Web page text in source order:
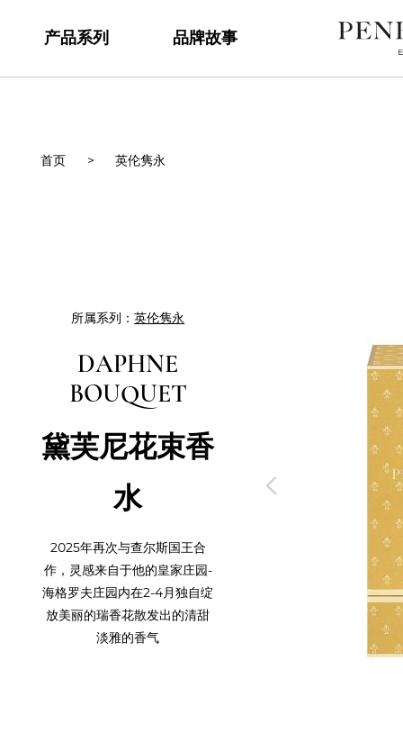
产品系列 品牌故事
首页 > 英伦隽永
所属系列：英伦隽永
DAPHNE
BOUQUET
黛芙尼花束香
水
2025年再次与查尔斯国王合
作，灵感来自于他的皇家庄园-
海格罗夫庄园内在2-4月独自绽
放美丽的瑞香花散发出的清甜
淡雅的香气